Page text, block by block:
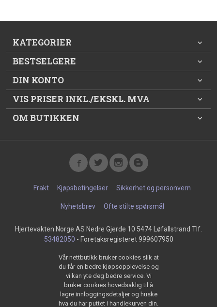
KATEGORIER
BESTSELGERE
DIN KONTO
VIS PRISER INKL./EKSKL. MVA
OM BUTIKKEN
Frakt Kjøpsbetingelser Sikkerhet og personvern
Nyhetsbrev Ofte stilte spørsmål
Hjertevakten Norge AS Nedre Gjerde 10 5474 Løfallstrand Tlf.
53482050 - Foretaksregisteret 999607950
Vår nettbutikk bruker cookies slik at
du får en bedre kjøpsopplevelse og
vi kan yte deg bedre service. Vi
bruker cookies hovedsaklig til å
lagre innloggingsdetaljer og huske
hva du har puttet i handlekurven din.